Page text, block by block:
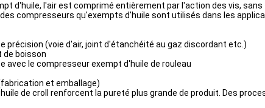
d'huile, l'air est comprimé entièrement par l'action des vis,
compresseurs qu'exempts d'huile sont utilisés dans les
précision (voie d'air, joint d'étanchéité au gaz discordant etc.)
de boisson
avec le compresseur exempt d'huile de rouleau
et emballage)
de croll renforcent la pureté plus grande de produit. Des